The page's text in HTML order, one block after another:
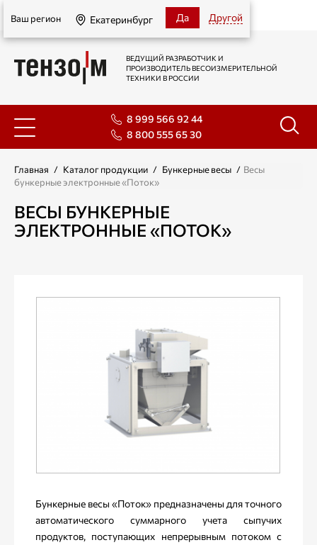
Екатеринбург
Ваш регион Екатеринбург Да Другой
ВЕДУЩИЙ РАЗРАБОТЧИК И
ПРОИЗВОДИТЕЛЬ ВЕСОИЗМЕРИТЕЛЬНОЙ
ТЕХНИКИ В РОССИИ
8 999 566 92 44
8 800 555 65 30
Главная / Каталог продукции / Бункерные весы / Весы
бункерные электронные «Поток»
ВЕСЫ БУНКЕРНЫЕ
ЭЛЕКТРОННЫЕ «ПОТОК»
Бункерные весы «Поток» предназначены для точного
автоматического суммарного учета сыпучих
продуктов, поступающих непрерывным потоком с